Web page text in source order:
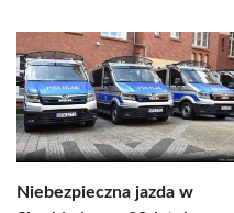
Niebezpieczna jazda w